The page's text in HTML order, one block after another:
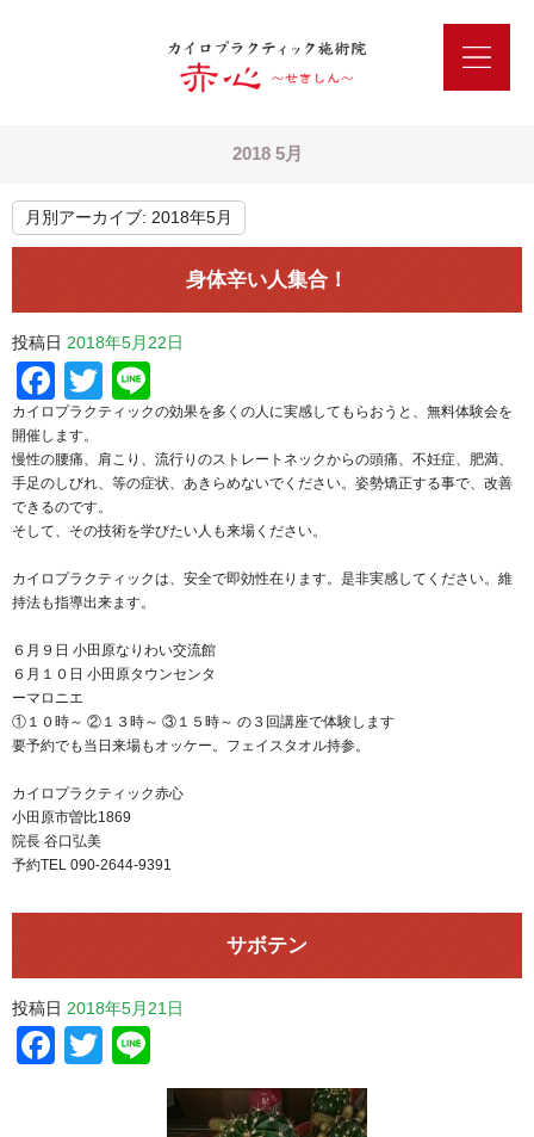
2018 5月
月別アーカイブ: 2018年5月
身体辛い人集合！
投稿日 2018年5月22日
Facebook
Twitter
カイロプラクティックの効果を多くの人に実感してもらおうと、無料体験会を
開催します。
慢性の腰痛、肩こり、流行りのストレートネックからの頭痛、不妊症、肥満、
手足のしびれ、等の症状、あきらめないでください。姿勢矯正する事で、改善
できるのです。
そして、その技術を学びたい人も来場ください。
カイロプラクティックは、安全で即効性在ります。是非実感してください。維
持法も指導出来ます。
６月９日 小田原なりわい交流館
６月１０日 小田原タウンセンタ
ーマロニエ
①１０時～ ②１３時～ ③１５時～ の３回講座で体験します
要予約でも当日来場もオッケー。フェイスタオル持参。
カイロプラクティック赤心
小田原市曽比1869
院長 谷口弘美
予約TEL 090-2644-9391
サボテン
投稿日 2018年5月21日
Facebook
Twitter